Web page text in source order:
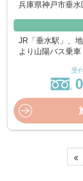
兵庫県神戸市垂
JR「垂水駅」、
より山陽バス乗
受